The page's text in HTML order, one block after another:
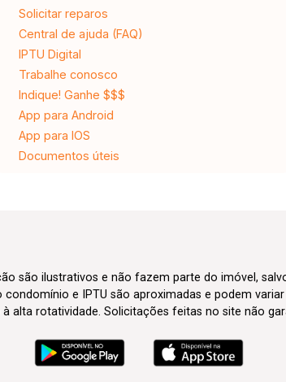
Solicitar reparos
Central de ajuda (FAQ)
IPTU Digital
Trabalhe conosco
Indique! Ganhe $$$
App para Android
App para IOS
Documentos úteis
são ilustrativos e não fazem parte do imóvel,
e IPTU são aproximadas e podem
alta rotatividade. Solicitações feitas no site não